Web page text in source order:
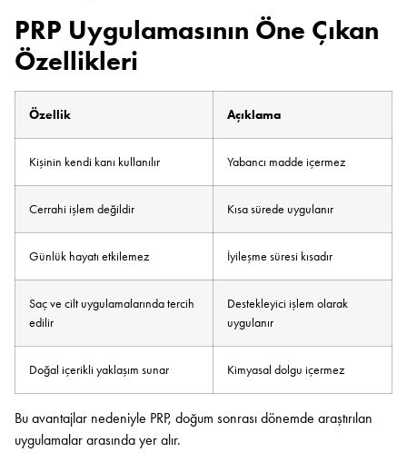
PRP Uygulamasının Öne Çıkan
Özellikleri
Özellik Açıklama
Kişinin kendi kanı kullanılır Yabancı madde içermez
Cerrahi işlem değildir Kısa sürede uygulanır
Günlük hayatı etkilemez İyileşme süresi kısadır
Saç ve cilt uygulamalarında tercih
edilir
Destekleyici işlem olarak
uygulanır
Doğal içerikli yaklaşım sunar Kimyasal dolgu içermez
Bu avantajlar nedeniyle PRP, doğum sonrası dönemde araştırılan
uygulamalar arasında yer alır.